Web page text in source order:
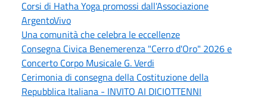
Corsi di Hatha Yoga promossi dall'Associazione
ArgentoVivo
Una comunità che celebra le eccellenze
Consegna Civica Benemerenza "Cerro d'Oro" 2026 e
Concerto Corpo Musicale G. Verdi
Cerimonia di consegna della Costituzione della
Repubblica Italiana - INVITO AI DICIOTTENNI